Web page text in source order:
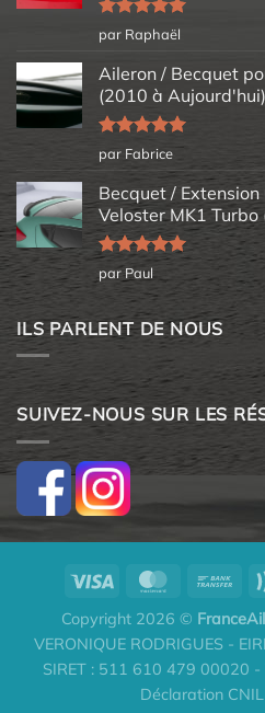
Note5sur
5
par Raphaël
Aileron / Becquet
(2010 à Aujourd'hui)
Note5sur
5
par Fabrice
Becquet /
Veloster MK1
Note5sur
5
par Paul
ILS PARLENT DE NOUS
SUIVEZ-NOUS SUR LES
Copyright 2026 ©
VERONIQUE RODRIGUES -
SIRET : 511 610 479 00020
Déclaration